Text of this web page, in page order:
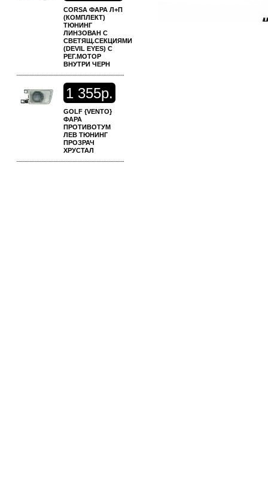
CORSA ФАРА Л+П
(КОМПЛЕКТ)
ТЮНИНГ
ЛИНЗОВАН С
СВЕТЯЩ.СЕКЦИЯМИ
(DEVIL EYES) С
РЕГ.МОТОР
ВНУТРИ ЧЕРН
1 355р.
GOLF {VENTO}
ФАРА
ПРОТИВОТУМ
ЛЕВ ТЮНИНГ
ПРОЗРАЧ
ХРУСТАЛ